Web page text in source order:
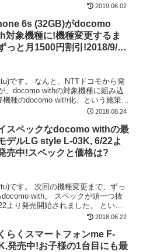
2019.06.02
6s (32GB)がdocomo
対象機種に!機種変更するま
っと月1500円割引!2018/9/1
です。 なんと、NTTドコモから発
、docomo withの対象機種に組み込
種のdocomo with化、という施策は
2018.08.24
スペックなdocomo withの最
デルLG style L-03K, 6/22よ
売中!スペックと価格は?
です。 次回の機種変更まで、ずっ
with。 スペックが頭一つ抜
より発売開始されました。 という
2018.06.22
らくスマートフォンme F-
発売中!お子様の1台目にも最